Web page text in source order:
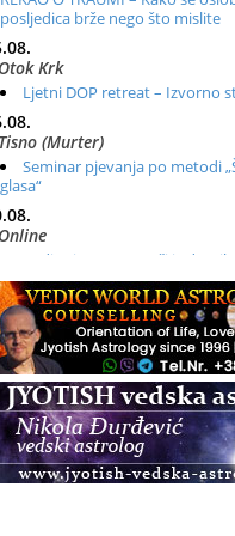
posljedica brže nego što mislite
Otok Krk
Ljetni DOP retreat – Izvorno
Tisno (Murter)
Seminar pjevanja po metodi
glasa“
Online
Radionica: Pomagači iz
otvoreno za sve
Osnovni ThetaHealing®
Zagreb
Osnovna radionica za
Pranic Healing course)
Pula